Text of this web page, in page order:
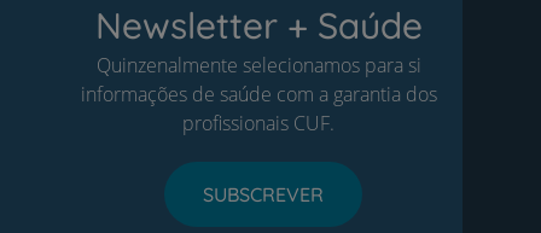
Newsletter + Saúde
Quinzenalmente selecionamos para si
informações de saúde com a garantia dos
profissionais CUF.
SUBSCREVER